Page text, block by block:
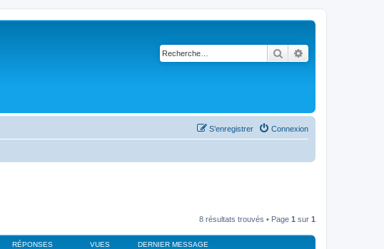
Rechercher
Connexion
S’enregistrer
8 résultats trouvés • Page 1 sur 1
RÉPONSES VUES DERNIER MESSAGE